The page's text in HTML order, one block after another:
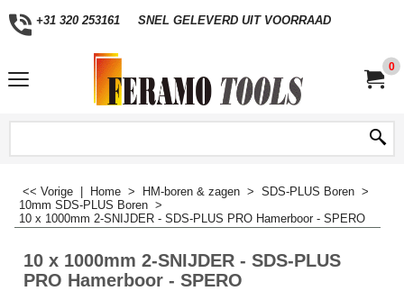
+31 320 253161 SNEL GELEVERD UIT VOORRAAD
0
<< Vorige Home > HM-boren & zagen > SDS-PLUS Boren >
10mm SDS-PLUS Boren >
10 x 1000mm 2-SNIJDER - SDS-PLUS PRO Hamerboor - SPERO
10 x 1000mm 2-SNIJDER - SDS-PLUS
PRO Hamerboor - SPERO